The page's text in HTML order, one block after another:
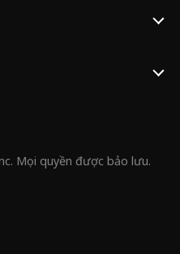
Mọi quyền được bảo lưu.